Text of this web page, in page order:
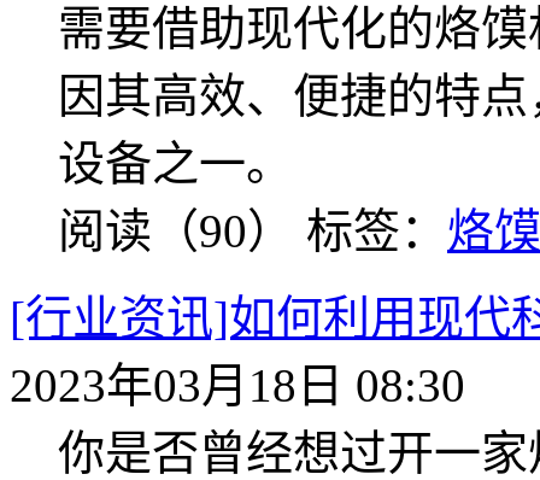
需要借助现代化的烙
因其高效、便捷的特
设备之一。
阅读（90） 标签： 烙
[行业资讯]如何利用现代
2023年03月18日 08:30
你是否曾经想过开一